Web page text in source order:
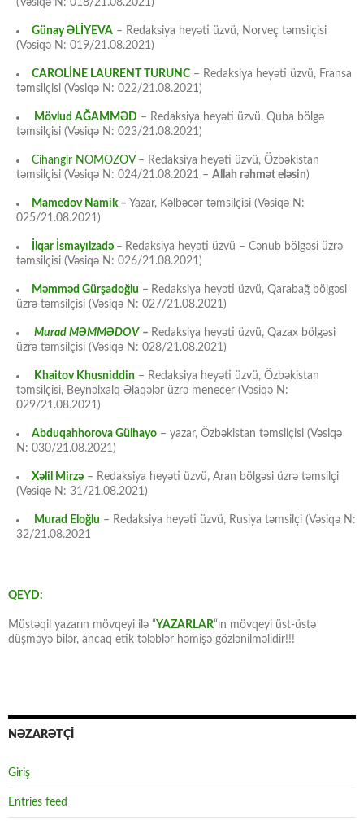
(Vəsiqə N: 018/21.08.2021)
Günay ƏLİYEVA – Redaksiya heyəti üzvü, Norveç təmsilçisi
(Vəsiqə N: 019/21.08.2021)
CAROLİNE LAURENT TURUNC – Redaksiya heyəti üzvü, Fransa
təmsilçisi (Vəsiqə N: 022/21.08.2021)
Mövlud AĞAMMƏD – Redaksiya heyəti üzvü, Quba bölgə
təmsilçisi (Vəsiqə N: 023/21.08.2021)
Cihangir NOMOZOV– Redaksiya heyəti üzvü, Özbəkistan
təmsilçisi (Vəsiqə N: 024/21.08.2021 – Allah rəhmət eləsin)
Mamedov Namik– Yazar, Kəlbəcər təmsilçisi (Vəsiqə N:
025/21.08.2021)
İlqar İsmayılzadə – Redaksiya heyəti üzvü – Cənub bölgəsi üzrə
təmsilçisi (Vəsiqə N: 026/21.08.2021)
Məmməd Gürşadoğlu – Redaksiya heyəti üzvü, Qarabağ bölgəsi
üzrə təmsilçisi (Vəsiqə N: 027/21.08.2021)
Murad MƏMMƏDOV – Redaksiya heyəti üzvü, Qazax bölgəsi
üzrə təmsilçisi (Vəsiqə N: 028/21.08.2021)
Khaitov Khusniddin – Redaksiya heyəti üzvü, Özbəkistan
təmsilçisi, Beynəlxalq Əlaqələr üzrə menecer (Vəsiqə N:
029/21.08.2021)
Abduqahhorova Gülhayo – yazar, Özbəkistan təmsilçisi (Vəsiqə
N: 030/21.08.2021)
Xəlil Mirzə – Redaksiya heyəti üzvü, Aran bölgəsi üzrə təmsilçi
(Vəsiqə N: 31/21.08.2021)
Murad Eloğlu – Redaksiya heyəti üzvü, Rusiya təmsilçi (Vəsiqə N:
32/21.08.2021
QEYD:
Müstəqil yazarın mövqeyi ilə “YAZARLAR“ın mövqeyi üst-üstə
düşməyə bilər, ancaq etik tələblər həmişə gözlənilməlidir!!!
NƏZARƏTÇİ
Giriş
Entries feed